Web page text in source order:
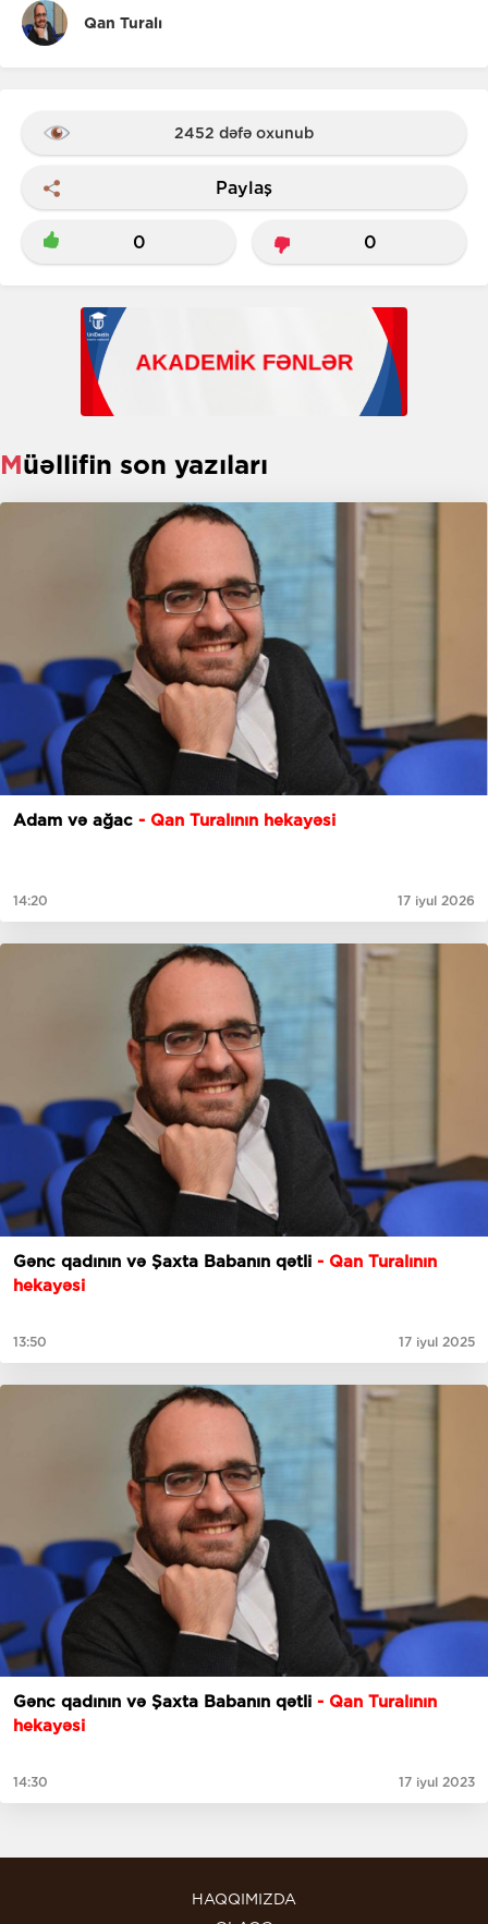
Qan Turalı
2452 dəfə oxunub
Paylaş
0 0
Müəllifin son yazıları
Adam və ağac - Qan Turalının hekayəsi
14:20 17 iyul 2026
Gənc qadının və Şaxta Babanın qətli - Qan Turalının
hekayəsi
13:50 17 iyul 2025
Gənc qadının və Şaxta Babanın qətli - Qan Turalının
hekayəsi
14:30 17 iyul 2023
HAQQIMIZDA